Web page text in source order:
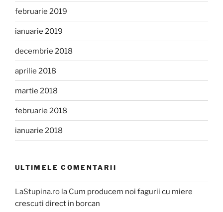
februarie 2019
ianuarie 2019
decembrie 2018
aprilie 2018
martie 2018
februarie 2018
ianuarie 2018
ULTIMELE COMENTARII
LaStupina.ro la Cum producem noi fagurii cu miere
crescuti direct in borcan